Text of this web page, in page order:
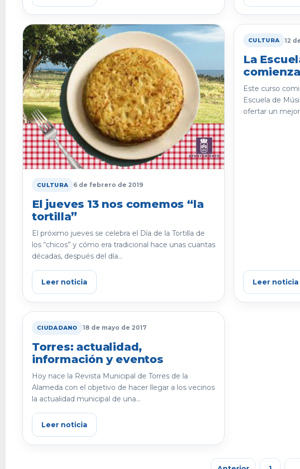
CULTURA 6 de febrero de 2019
El jueves 13 nos comemos “la
tortilla”
El próximo jueves se celebra el Día de la Tortilla de
los “chicos” y cómo era tradicional hace unas cuantas
décadas, después del día...
Leer noticia
CULTURA 12
La
Este curso
Escuela de
ofertar un mejor
Leer noticia
CIUDADANO 18 de mayo de 2017
Torres: actualidad,
información y eventos
Hoy nace la Revista Municipal de Torres de la
Alameda con el objetivo de hacer llegar a los vecinos
la actualidad municipal de una...
Leer noticia